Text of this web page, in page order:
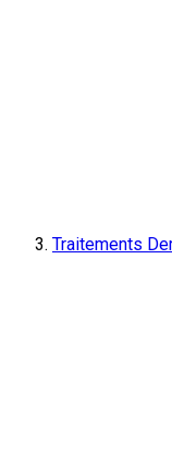
Traitements